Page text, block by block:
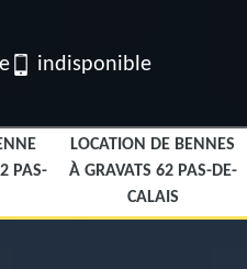
indisponible
PAS-
LOCATION DE BENNES
À GRAVATS 62 PAS-DE-
CALAIS